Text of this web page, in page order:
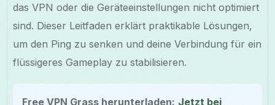
das VPN oder die Geräteeinstellungen nicht optimiert
sind. Dieser Leitfaden erklärt praktikable Lösungen,
um den Ping zu senken und deine Verbindung für ein
flüssigeres Gameplay zu stabilisieren.
Free VPN Grass herunterladen: Jetzt bei